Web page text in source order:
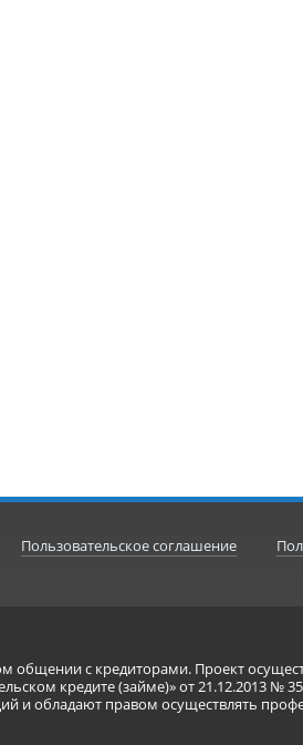
Пользовательское соглашение
общении с кредиторами. Проект
кредите (займе)» от 21.12.2013 №
и обладают правом осуществлять